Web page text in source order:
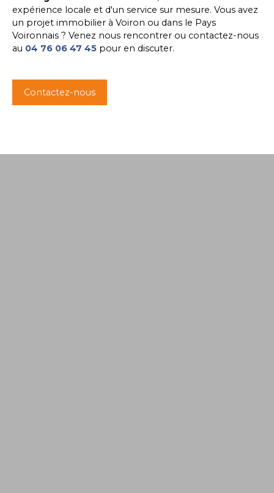
expérience locale et d'un service sur mesure. Vous avez
un projet immobilier à Voiron ou dans le Pays
Voironnais ? Venez nous rencontrer ou contactez-nous
au 04 76 06 47 45 pour en discuter.
Contactez-nous